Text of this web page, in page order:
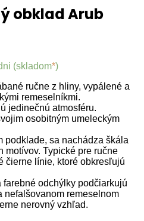
obklad Arub
(skladom*)
ručne z hliny, vypálené a
remeselníkmi.
jedinečnú atmosféru.
osobitným umeleckým
podklade, sa nachádza škála
motívov. Typické pre ručne
čierne línie, ktoré obkresľujú
odchýlky podčiarkujú
nefalšovanom remeselnom
nerovný vzhľad.